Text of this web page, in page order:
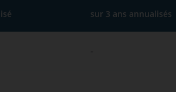
sur 3 ans annualisés
-